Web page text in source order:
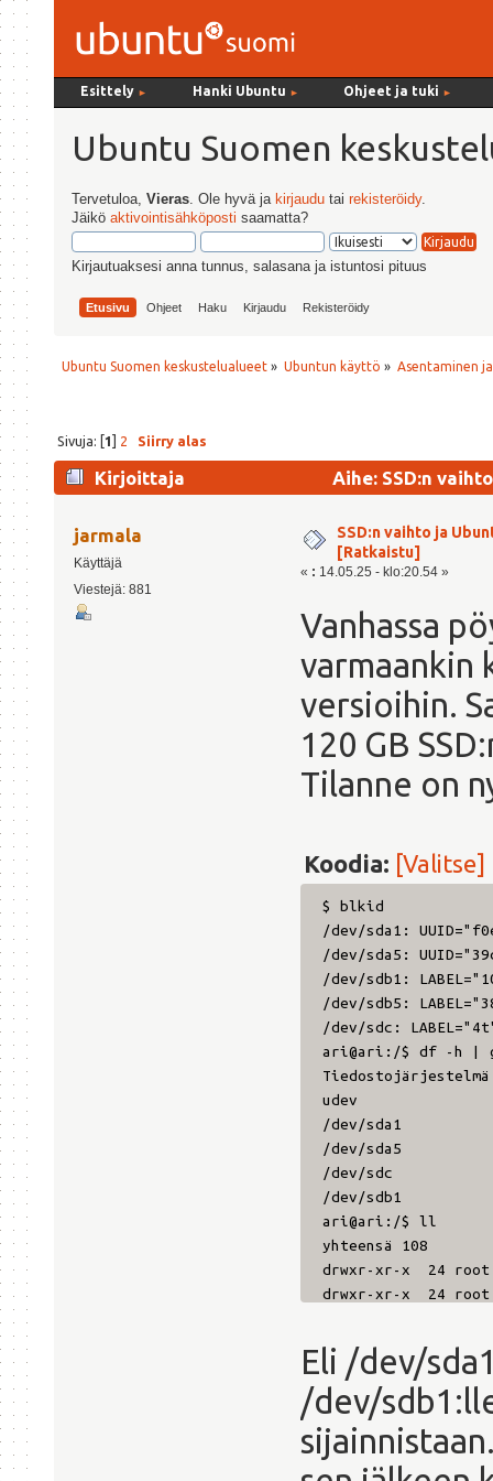
Esittely ► Hanki Ubuntu ► Ohjeet ja tuki ►
Ubuntu Suomen
Tervetuloa,Vieras . Ole hyvä ja kirjaudu tairekisteröidy.
Jäiköaktivointisähköposti saamatta?
Kirjautuaksesi anna tunnus, salasana ja istuntosi pituus
Etusivu Ohjeet Haku Kirjaudu Rekisteröidy
Ubuntu Suomen keskustelualueet » Ubuntun käyttö » Asentaminen
Sivuja: [1] 2 Siirry alas
Kirjoittaja Aihe: SSD:n
jarmala
Käyttäjä
Viestejä: 881
SSD:n vaihto ja
[Ratkaistu]
« : 14.05.25 - klo:20.54 »
Vanhassa
varmaankin
versioihin.
120 GB
Tilanne on
Koodia: [Valitse]
$ blkid
/dev/sda1:
/dev/sda5:
/dev/sdb1:
/dev/sdb5:
/dev/sdc:
ari@ari:/$ df -h |
udev 3,9G
/dev/sda1
/dev/sda5
/dev/sdc 3,6T
/dev/sdb1
ari@ari:/$ ll
yhteensä 108
drwxr-xr-x 24
drwxr-xr-x 24
drwxr-xr-x 3 root
drwxrwxr-x 2 root
drwxr-xr-x 21 root
drwxr-xr-x 178
drwxr-xr-x 5 root
lrwxrwxrwx 1
Eli /dev/
/dev/